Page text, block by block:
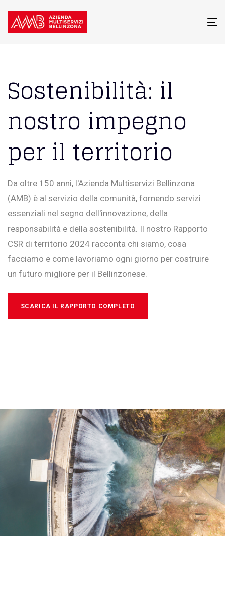
Sostenibilità: il
nostro impegno
per il territorio
Da oltre 150 anni, l'Azienda Multiservizi Bellinzona
(AMB) è al servizio della comunità, fornendo servizi
essenziali nel segno dell'innovazione, della
responsabilità e della sostenibilità. Il nostro Rapporto
CSR di territorio 2024 racconta chi siamo, cosa
facciamo e come lavoriamo ogni giorno per costruire
un futuro migliore per il Bellinzonese.
SCARICA IL RAPPORTO COMPLETO